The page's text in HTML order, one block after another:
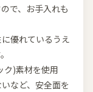
で、お手入れも
優れているうえ
ク)素材を使用
など、安全面を